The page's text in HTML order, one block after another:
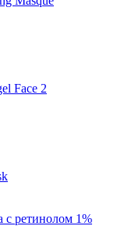
с ретинолом 1%